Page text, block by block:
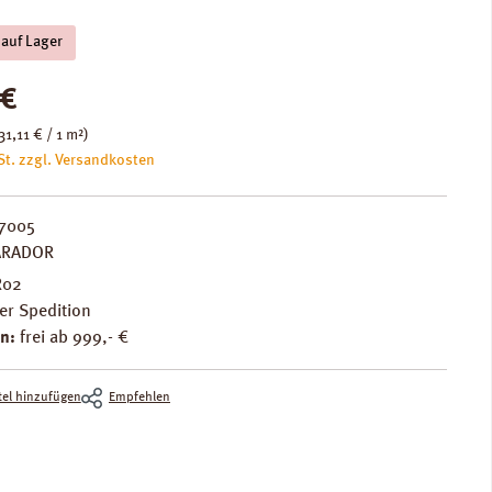
Lager
€ / 1 m²)
zzgl. Versandkosten
Spedition
frei ab 999,- €
hinzufügen Empfehlen